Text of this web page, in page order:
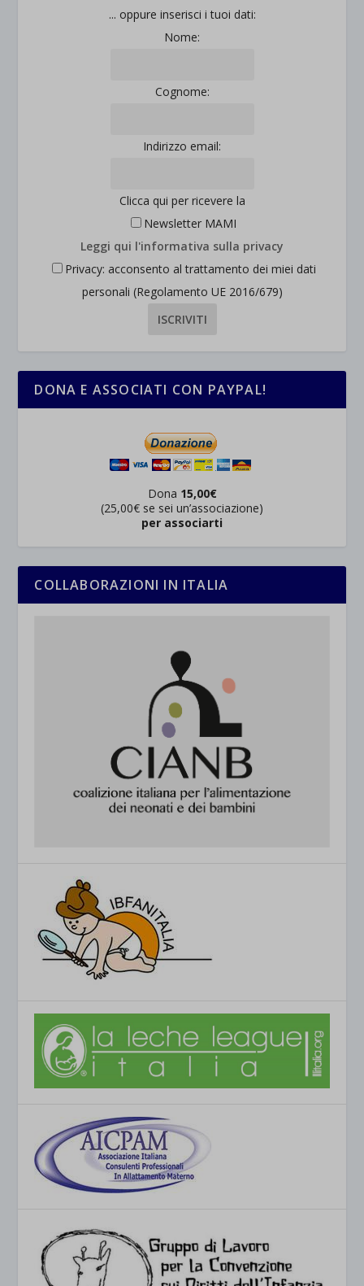
... oppure inserisci i tuoi dati:
Nome:
Cognome:
Indirizzo email:
Clicca qui per ricevere la
Newsletter MAMI
Leggi qui l'informativa sulla privacy
Privacy: acconsento al trattamento dei miei dati
personali (Regolamento UE 2016/679)
DONA E ASSOCIATI CON PAYPAL!
Dona 15,00€
(25,00€ se sei un’associazione)
per associarti
COLLABORAZIONI IN ITALIA